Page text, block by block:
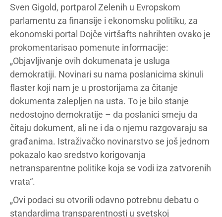
Sven Gigold, portparol Zelenih u Evropskom
parlamentu za finansije i ekonomsku politiku, za
ekonomski portal Dojče virtšafts nahrihten ovako je
prokomentarisao pomenute informacije:
„Objavljivanje ovih dokumenata je usluga
demokratiji. Novinari su nama poslanicima skinuli
flaster koji nam je u prostorijama za čitanje
dokumenta zalepljen na usta. To je bilo stanje
nedostojno demokratije – da poslanici smeju da
čitaju dokument, ali ne i da o njemu razgovaraju sa
građanima. Istraživačko novinarstvo se još jednom
pokazalo kao sredstvo korigovanja
netransparentne politike koja se vodi iza zatvorenih
vrata“.
„Ovi podaci su otvorili odavno potrebnu debatu o
standardima transparentnosti u svetskoj